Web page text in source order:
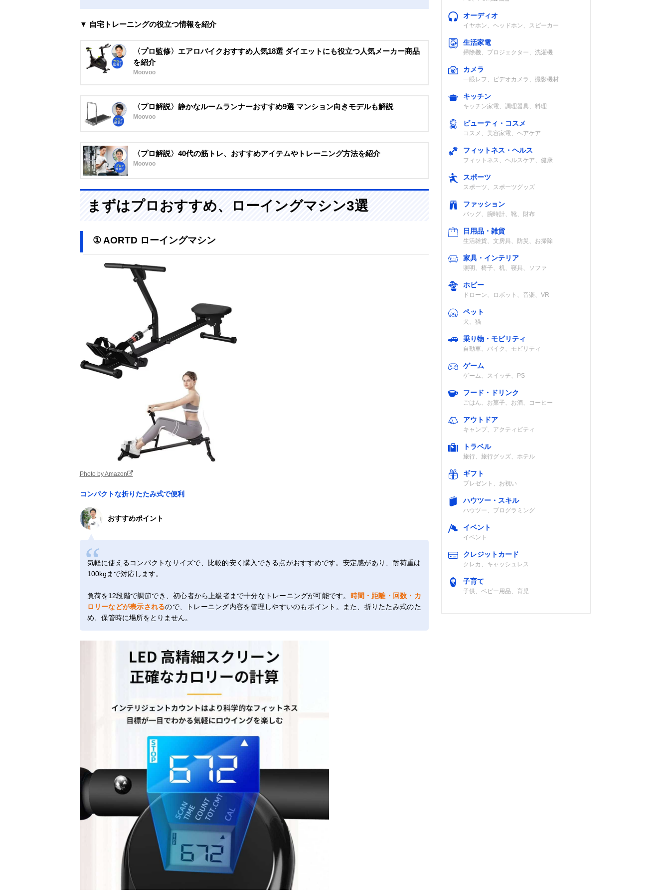
▼ 自宅トレーニングの役立つ情報を紹介
〈プロ監修〉エアロバイクおすすめ人気18選 ダイエットにも役立つ人気メーカー商品
を紹介
Moovoo
〈プロ解説〉静かなルームランナーおすすめ9選 マンション向きモデルも解説
Moovoo
〈プロ解説〉40代の筋トレ、おすすめアイテムやトレーニング方法を紹介
Moovoo
まずはプロおすすめ、ローイングマシン3選
① AORTD ローイングマシン
Photo by Amazon
コンパクトな折りたたみ式で便利
おすすめポイント
気軽に使えるコンパクトなサイズで、比較的安く購入できる点がおすすめです。安定感があり、耐荷重は
100kgまで対応します。
負荷を12段階で調節でき、初心者から上級者まで十分なトレーニングが可能です。 時間・距離・回数・カ
ロリーなどが表示されるので、トレーニング内容を管理しやすいのもポイント。また、折りたたみ式のた
め、保管時に場所をとりません。
オーディオ
イヤホン、ヘッドホン、スピーカー
生活家電
掃除機、プロジェクター、洗濯機
カメラ
一眼レフ、ビデオカメラ、撮影機材
キッチン
キッチン家電、調理器具、料理
ビューティ・コスメ
コスメ、美容家電、ヘアケア
フィットネス・ヘルス
フィットネス、ヘルスケア、健康
スポーツ
スポーツ、スポーツグッズ
ファッション
バッグ、腕時計、靴、財布
日用品・雑貨
生活雑貨、文房具、防災、お掃除
家具・インテリア
照明、椅子、机、寝具、ソファ
ホビー
ドローン、ロボット、音楽、VR
ペット
犬、猫
乗り物・モビリティ
自動車、バイク、モビリティ
ゲーム
ゲーム、スイッチ、PS
フード・ドリンク
ごはん、お菓子、お酒、コーヒー
アウトドア
キャンプ、アクティビティ
トラベル
旅行、旅行グッズ、ホテル
ギフト
プレゼント、お祝い
ハウツー・スキル
ハウツー、プログラミング
イベント
イベント
クレジットカード
クレカ、キャッシュレス
子育て
子供、ベビー用品、育児